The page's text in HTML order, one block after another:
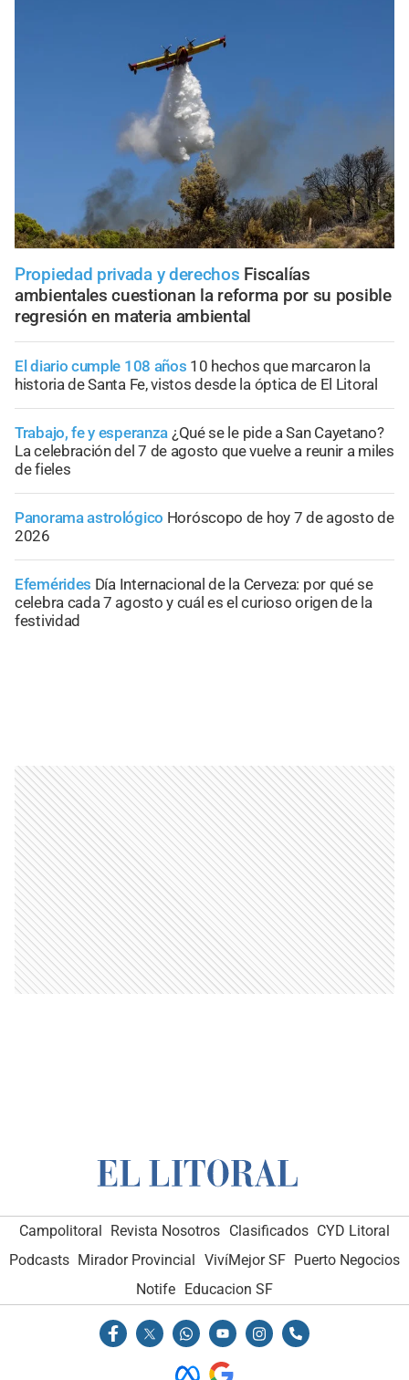
Propiedad privada y derechos Fiscalías
ambientales cuestionan la reforma por su posible
regresión en materia ambiental
El diario cumple 108 años 10 hechos que marcaron la
historia de Santa Fe, vistos desde la óptica de El Litoral
Trabajo, fe y esperanza ¿Qué se le pide a San Cayetano?
La celebración del 7 de agosto que vuelve a reunir a miles
de fieles
Panorama astrológico Horóscopo de hoy 7 de agosto de
2026
Efemérides Día Internacional de la Cerveza: por qué se
celebra cada 7 agosto y cuál es el curioso origen de la
festividad
Campolitoral Revista Nosotros Clasificados CYD Litoral
Podcasts Mirador Provincial VivíMejor SF Puerto Negocios
Notife Educacion SF